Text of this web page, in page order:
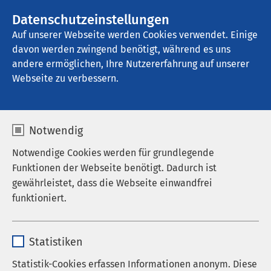
Datenschutzeinstellungen
Auf unserer Webseite werden Cookies verwendet. Einige
davon werden zwingend benötigt, während es uns
andere ermöglichen, Ihre Nutzererfahrung auf unserer
Webseite zu verbessern.
Notwendig
Notwendige Cookies werden für grundlegende
Funktionen der Webseite benötigt. Dadurch ist
gewährleistet, dass die Webseite einwandfrei
funktioniert.
Anbieter sgalinski
Statistiken
Statistik-Cookies erfassen Informationen anonym. Diese
AMEOS Eingliederung Neustadt
Datenschutz
Hinweise zum Datenschutz
der AMEOS Gruppe
1. Datenschutz